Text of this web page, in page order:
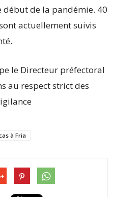
de la pandémie. 40
actuellement suivis
le Directeur préfectoral
au respect strict des
à Fria